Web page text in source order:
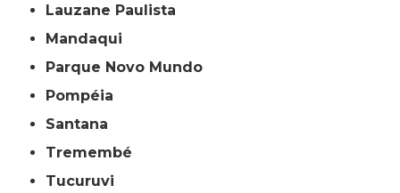
Lauzane Paulista
Mandaqui
Parque Novo Mundo
Pompéia
Santana
Tremembé
Tucuruvi